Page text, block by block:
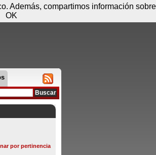
por pertinencia
Conectar
Además, compartimos información sobre
OK